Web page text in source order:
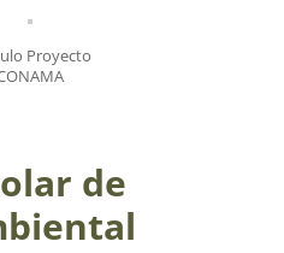
Proyecto
de